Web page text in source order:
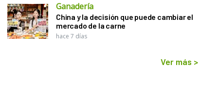
Ganadería
China y la decisión que puede cambiar el
mercado de la carne
hace 7 días
Ver más >